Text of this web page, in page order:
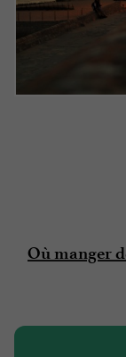
Où manger